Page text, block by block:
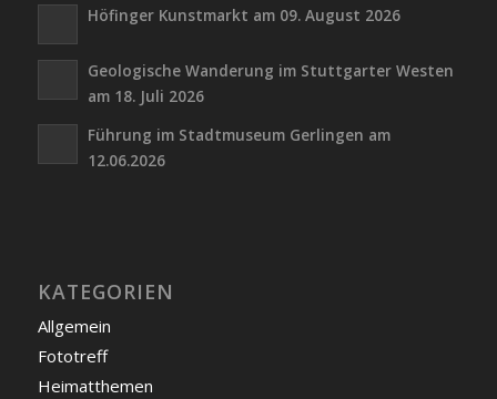
Höfinger Kunstmarkt am 09. August 2026
Geologische Wanderung im Stuttgarter Westen
am 18. Juli 2026
Führung im Stadtmuseum Gerlingen am
12.06.2026
KATEGORIEN
Allgemein
Fototreff
Heimatthemen